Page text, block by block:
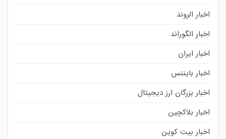
اخبار الروند
اخبار الگوراند
اخبار ایران
اخبار بایننس
اخبار بزرگان ارز دیجیتال
اخبار بلاکچین
اخبار بیت کوین